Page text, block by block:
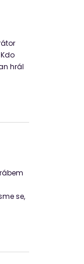
hrál
se,